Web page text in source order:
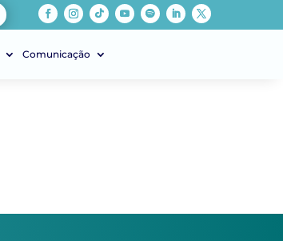
Comunicação